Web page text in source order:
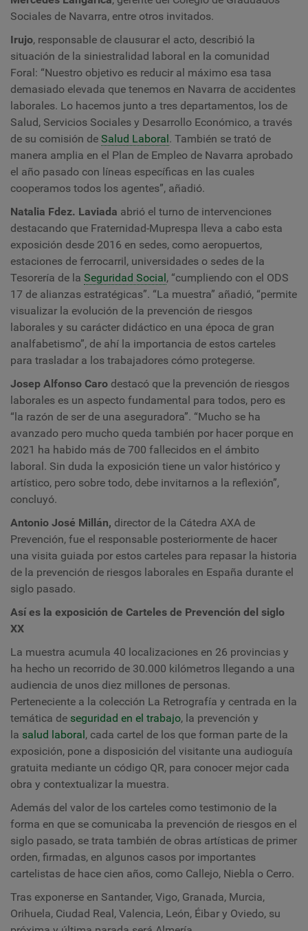
Sociales de Navarra, entre otros invitados.
Irujo, responsable de clausurar el acto, describió la
situación de la siniestralidad laboral en la comunidad
Foral: “Nuestro objetivo es reducir al máximo esa tasa
demasiado elevada que tenemos en Navarra de accidentes
laborales. Lo hacemos junto a tres departamentos, los de
Salud, Servicios Sociales y Desarrollo Económico, a través
de su comisión de Salud Laboral. También se trató de
manera amplia en el Plan de Empleo de Navarra aprobado
el año pasado con líneas específicas en las cuales
cooperamos todos los agentes”, añadió.
Natalia Fdez. Laviada abrió el turno de intervenciones
destacando que Fraternidad-Muprespa lleva a cabo esta
exposición desde 2016 en sedes, como aeropuertos,
estaciones de ferrocarril, universidades o sedes de la
Tesorería de la Seguridad Social, “cumpliendo con el ODS
17 de alianzas estratégicas”. “La muestra” añadió, “permite
visualizar la evolución de la prevención de riesgos
laborales y su carácter didáctico en una época de gran
analfabetismo”, de ahí la importancia de estos carteles
para trasladar a los trabajadores cómo protegerse.
Josep Alfonso Caro destacó que la prevención de riesgos
laborales es un aspecto fundamental para todos, pero es
“la razón de ser de una aseguradora”. “Mucho se ha
avanzado pero mucho queda también por hacer porque en
2021 ha habido más de 700 fallecidos en el ámbito
laboral. Sin duda la exposición tiene un valor histórico y
artístico, pero sobre todo, debe invitarnos a la reflexión”,
concluyó.
Antonio José Millán, director de la Cátedra AXA de
Prevención, fue el responsable posteriormente de hacer
una visita guiada por estos carteles para repasar la historia
de la prevención de riesgos laborales en España durante el
siglo pasado.
Así es la exposición de Carteles de Prevención del siglo
XX
La muestra acumula 40 localizaciones en 26 provincias y
ha hecho un recorrido de 30.000 kilómetros llegando a una
audiencia de unos diez millones de personas.
Perteneciente a la colección La Retrografía y centrada en la
temática de seguridad en el trabajo, la prevención y
la salud laboral, cada cartel de los que forman parte de la
exposición, pone a disposición del visitante una audioguía
gratuita mediante un código QR, para conocer mejor cada
obra y contextualizar la muestra.
Además del valor de los carteles como testimonio de la
forma en que se comunicaba la prevención de riesgos en el
siglo pasado, se trata también de obras artísticas de primer
orden, firmadas, en algunos casos por importantes
cartelistas de hace cien años, como Callejo, Niebla o Cerro.
Tras exponerse en Santander, Vigo, Granada, Murcia,
Orihuela, Ciudad Real, Valencia, León, Éibar y Oviedo, su